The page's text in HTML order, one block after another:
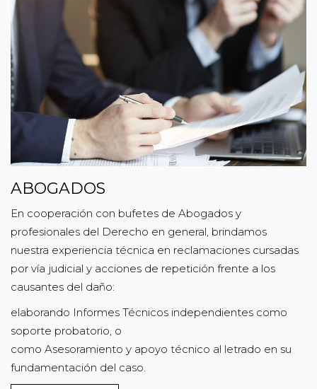
ABOGADOS
En cooperación con bufetes de Abogados y
profesionales del Derecho en general, brindamos
nuestra experiencia técnica en reclamaciones cursadas
por vía judicial y acciones de repetición frente a los
causantes del daño:
elaborando Informes Técnicos independientes como
soporte probatorio, o
como Asesoramiento y apoyo técnico al letrado en su
fundamentación del caso.